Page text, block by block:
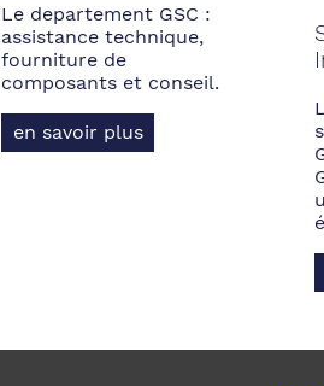
Le departement GSC :
assistance technique,
fourniture de
composants et conseil.
en savoir plus